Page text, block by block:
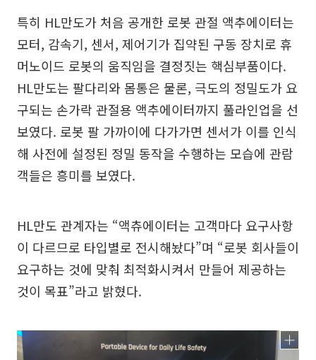
특히 HL만도가 처음 공개한 로봇 관절 액추에이터는
모터, 감속기, 센서, 제어기가 집약된 구동 장치로 휴
머노이드 로봇의 움직임을 결정짓는 핵심부품이다.
HL만도는 팔다리와 몸통은 물론, 극도의 정밀도가 요
구되는 손가락 관절용 액추에이터까지 풀라인업을 선
보였다. 로봇 팔 가까이에 다가가면 센서가 이를 인식
해 사전에 설정된 정밀 동작을 수행하는 모습에 관람
객들은 흥미를 보였다.
HL만도 관계자는 “액츄에이터는 고객마다 요구사항
이 다르므로 타입별로 전시해놨다”며 “로봇 회사들이
요구하는 것에 맞춰 최적화시켜서 만들어 제공하는
것이 목표”라고 밝혔다.